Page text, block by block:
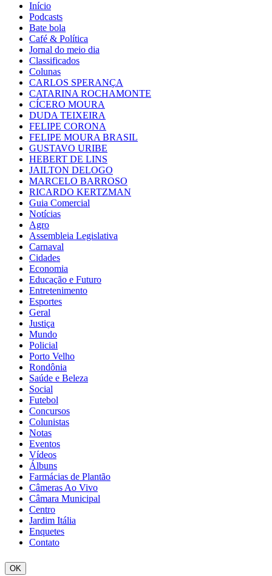
Início
Podcasts
Bate bola
Café & Política
Jornal do meio dia
Classificados
Colunas
CARLOS SPERANÇA
CATARINA ROCHAMONTE
CÍCERO MOURA
DUDA TEIXEIRA
FELIPE CORONA
FELIPE MOURA BRASIL
GUSTAVO URIBE
HEBERT DE LINS
JAILTON DELOGO
MARCELO BARROSO
RICARDO KERTZMAN
Guia Comercial
Notícias
Agro
Assembleia Legislativa
Carnaval
Cidades
Economia
Educação e Futuro
Entretenimento
Esportes
Geral
Justiça
Mundo
Policial
Porto Velho
Rondônia
Saúde e Beleza
Social
Futebol
Concursos
Colunistas
Notas
Eventos
Vídeos
Álbuns
Farmácias de Plantão
Câmeras Ao Vivo
Câmara Municipal
Centro
Jardim Itália
Enquetes
Contato
OK